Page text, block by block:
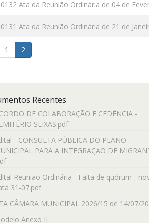
0132 Ata da Reunião Ordinária de 04 de
0131 Ata da Reunião Ordinária de 21 de
1 2
Recentes
DE COLABORAÇÃO E CEDÊNCIA -
SEIXAS.pdf
- CONSULTA PÚBLICA DO PLANO
PARA A INTEGRAÇÃO DE
Reunião Ordinária - Falta de quórum -
31-07.pdf
CÂMARA MUNICIPAL 2026/15 de 14/07/
Anexo II